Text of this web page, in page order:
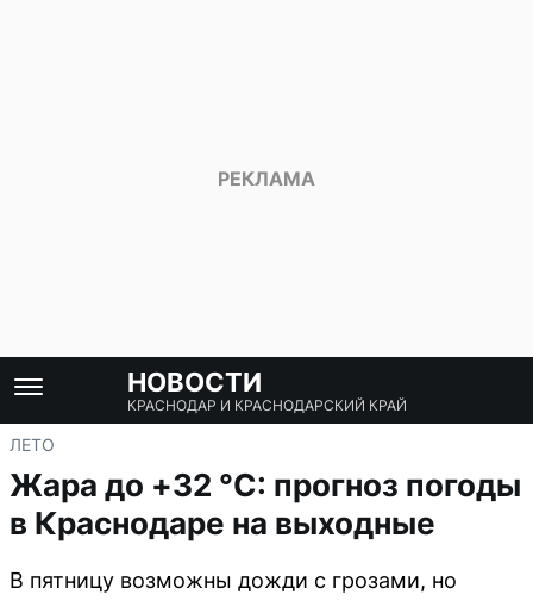
НОВОСТИ
КРАСНОДАР И КРАСНОДАРСКИЙ КРАЙ
ЛЕТО
Жара до +32 °C: прогноз погоды
в Краснодаре на выходные
В пятницу возможны дожди с грозами, но